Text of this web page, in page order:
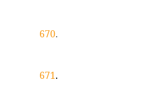
670.
671.